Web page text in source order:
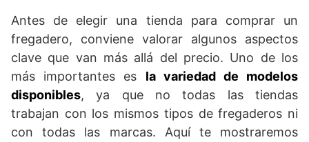
Antes de elegir una tienda para comprar un
fregadero, conviene valorar algunos aspectos
clave que van más allá del precio. Uno de los
más importantes es la variedad de modelos
disponibles, ya que no todas las tiendas
trabajan con los mismos tipos de fregaderos ni
con todas las marcas. Aquí te mostraremos